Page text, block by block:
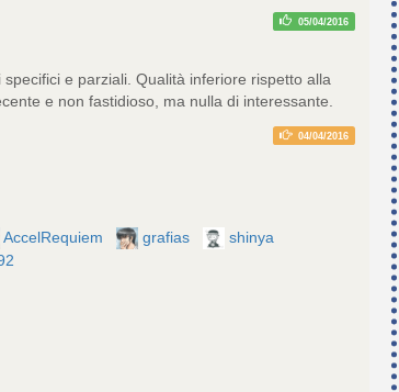
05/04/2016
e parziali. Qualità inferiore rispetto alla
e non fastidioso, ma nulla di interessante.
04/04/2016
AccelRequiem grafias
shinya